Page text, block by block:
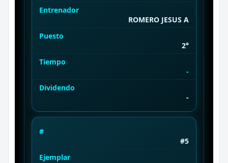
Entrenador
ROMERO JESUS A
Puesto
2°
Tiempo
-
Dividendo
-
#
#5
Ejemplar